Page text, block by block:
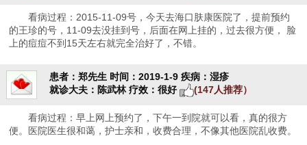
看病过程：2015-11-09号，今天去海口肤康医院了，提前预约
的王珍的号，11-09去没挂到号，后面在网上挂的，过去很方便， 脸
上的痘痘不到15天左右就完全治好了，不错。
患者：郑先生 时间：2019-1-9 疾病：湿疹
就诊大夫：陈武林 疗效：很好 (147人推荐）
看病过程：早上网上预约了，下午一到院就可以看，真的很方
便。医院医生很和蔼，护士亲和，收费合理，不像其他医院乱收费。